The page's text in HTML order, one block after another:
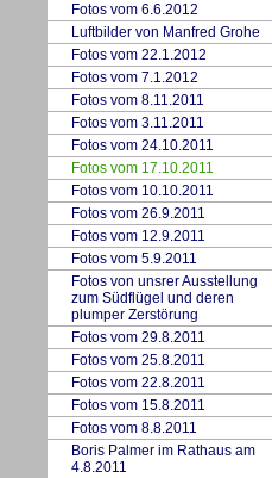
Fotos vom 6.6.2012
Luftbilder von Manfred Grohe
Fotos vom 22.1.2012
Fotos vom 7.1.2012
Fotos vom 8.11.2011
Fotos vom 3.11.2011
Fotos vom 24.10.2011
Fotos vom 17.10.2011
Fotos vom 10.10.2011
Fotos vom 26.9.2011
Fotos vom 12.9.2011
Fotos vom 5.9.2011
Fotos von unsrer Ausstellung
zum Südflügel und deren
plumper Zerstörung
Fotos vom 29.8.2011
Fotos vom 25.8.2011
Fotos vom 22.8.2011
Fotos vom 15.8.2011
Fotos vom 8.8.2011
Boris Palmer im Rathaus am
4.8.2011